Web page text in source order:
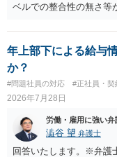
ベルでの整合性の無さ等
年上部下による給与
か？
#問題社員の対応 #正社員・契
2026年7月28日
労働・雇用に強い弁
澁谷 望 弁護士
回答いたします。※弁護